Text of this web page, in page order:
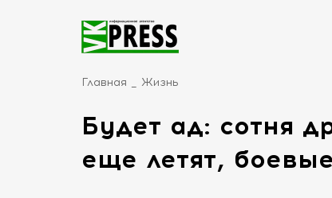
Главная Жизнь
Будет ад: сотня
еще летят,